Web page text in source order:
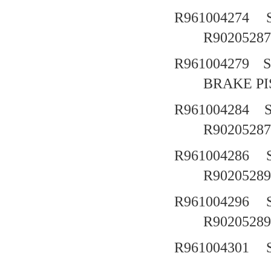
R961004274
R961004279
BRAKE
R961004284
R961004286
R961004296
R961004301